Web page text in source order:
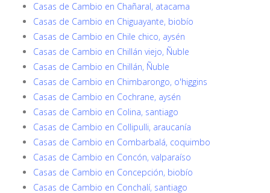
Casas de Cambio en Chañaral, atacama
Casas de Cambio en Chiguayante, biobío
Casas de Cambio en Chile chico, aysén
Casas de Cambio en Chillán viejo, Ñuble
Casas de Cambio en Chillán, Ñuble
Casas de Cambio en Chimbarongo, o'higgins
Casas de Cambio en Cochrane, aysén
Casas de Cambio en Colina, santiago
Casas de Cambio en Collipulli, araucanía
Casas de Cambio en Combarbalá, coquimbo
Casas de Cambio en Concón, valparaíso
Casas de Cambio en Concepción, biobío
Casas de Cambio en Conchalí, santiago